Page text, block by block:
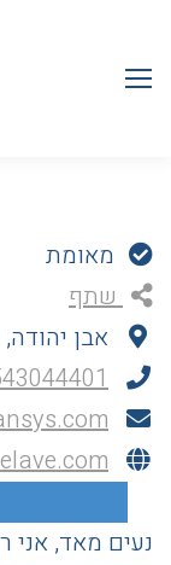
מאומת
אבן
נעים מאד, אני
שתף